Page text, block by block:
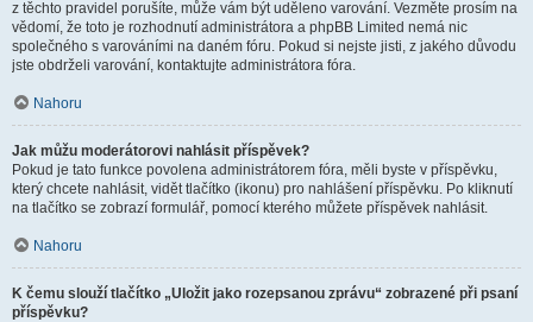
z těchto pravidel porušíte, může vám být uděleno varování. Vezměte prosím na
vědomí, že toto je rozhodnutí administrátora a phpBB Limited nemá nic
společného s varováními na daném fóru. Pokud si nejste jisti, z jakého důvodu
jste obdrželi varování, kontaktujte administrátora fóra.
Nahoru
Jak můžu moderátorovi nahlásit příspěvek?
Pokud je tato funkce povolena administrátorem fóra, měli byste v příspěvku,
který chcete nahlásit, vidět tlačítko (ikonu) pro nahlášení příspěvku. Po kliknutí
na tlačítko se zobrazí formulář, pomocí kterého můžete příspěvek nahlásit.
Nahoru
K čemu slouží tlačítko „Uložit jako rozepsanou zprávu“ zobrazené při psaní
příspěvku?